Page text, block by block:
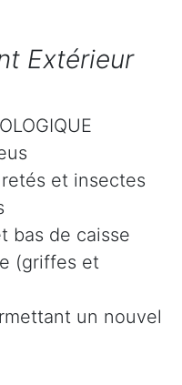
Extérieur
et insectes
bas de caisse
(griffes et
un nouvel